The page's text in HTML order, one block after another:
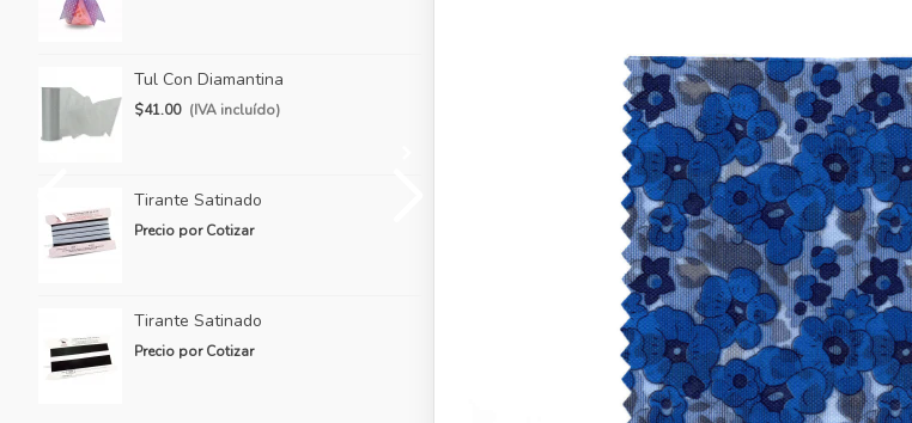
Tul Con Diamantina
$41.00 (IVA incluído)
Tirante Satinado
Precio por Cotizar
Tirante Satinado
Precio por Cotizar
Tirante Satinado
Precio por Cotizar
Tirante Rígido
Precio por Cotizar
Tirante Liso Opaco
Precio por Cotizar